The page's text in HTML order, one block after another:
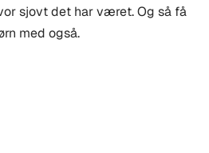
sjovt det har været. Og så få
med også.